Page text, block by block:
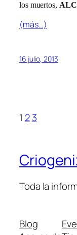
los muertos,
(más…)
16 julio, 2013
1 2 3
Toda la
Blog